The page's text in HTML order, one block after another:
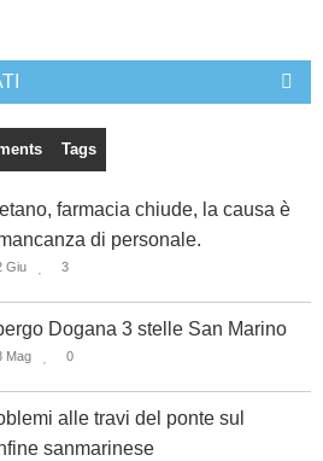
Tags
farmacia chiude, la causa è
di personale.
Giu 3
Dogana 3 stelle San Marino
Mag 0
alle travi del ponte sul
sanmarinese